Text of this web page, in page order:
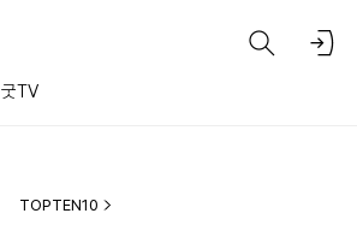
굿TV
TOPTEN10